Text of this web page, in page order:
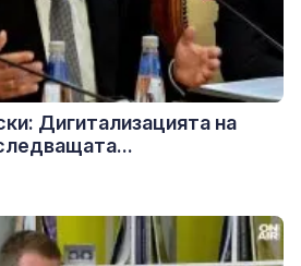
Дигитализацията на